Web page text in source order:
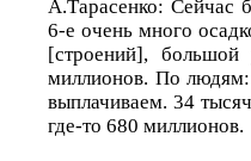
А.Тарасенко: Сейчас
6-е очень много
[строений],
миллионов. По людям:
выплачиваем. 34
где-то 680 миллионов.